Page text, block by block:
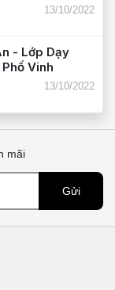
13/10/2022
- Lớp Dạy
Vinh
13/10/2022
mãi
Gửi